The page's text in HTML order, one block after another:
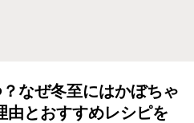
なぜ冬至にはかぼちゃ
由とおすすめレシピを